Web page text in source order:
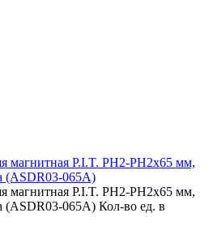
магнитная P.I.T. PH2-PH2x65 мм,
(ASDR03-065A)
магнитная P.I.T. PH2-PH2x65 мм,
(ASDR03-065A) Кол-во ед. в